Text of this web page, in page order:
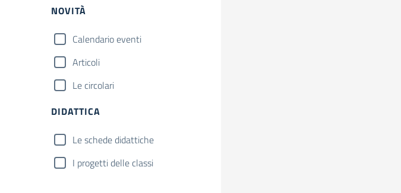
NOVITÀ
Calendario eventi
Articoli
Le circolari
DIDATTICA
Le schede didattiche
I progetti delle classi